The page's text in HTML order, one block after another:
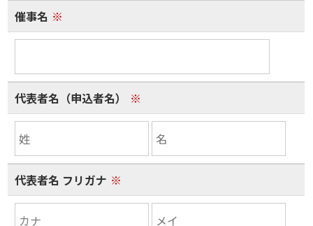
催事名 ※
代表者名（申込者名） ※
代表者名 フリガナ ※